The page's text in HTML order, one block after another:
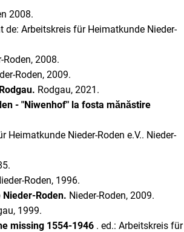
2008.
de: Arbeitskreis für Heimatkunde Nieder-
Roden, 2008.
Roden, 2009.
Rodgau, 2021.
- "Niwenhof" la fosta mănăstire
Heimatkunde Nieder-Roden e.V.. Nieder-
Roden, 1996.
Roden. Nieder-Roden, 2009.
1999.
missing 1554-1946 . ed.: Arbeitskreis für